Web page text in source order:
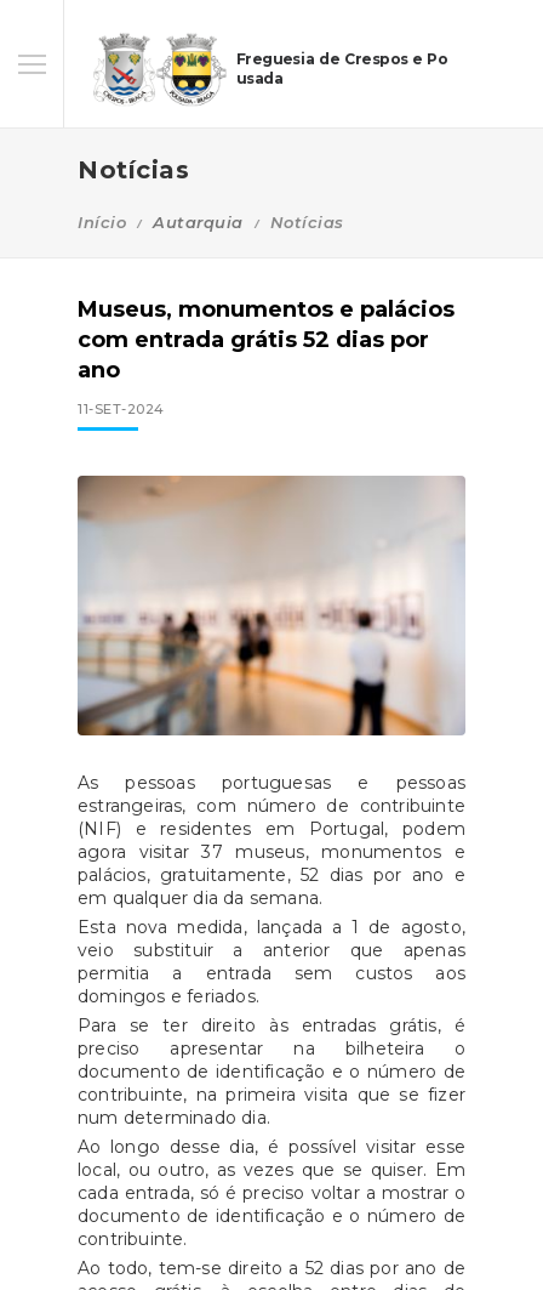
Freguesia de Crespos e Po
usada
Notícias
Início Autarquia Notícias
Museus, monumentos e palácios
com entrada grátis 52 dias por
ano
11-SET-2024
As pessoas portuguesas e pessoas
estrangeiras, com número de contribuinte
(NIF) e residentes em Portugal, podem
agora visitar 37 museus, monumentos e
palácios, gratuitamente, 52 dias por ano e
em qualquer dia da semana.
Esta nova medida, lançada a 1 de agosto,
veio substituir a anterior que apenas
permitia a entrada sem custos aos
domingos e feriados.
Para se ter direito às entradas grátis, é
preciso apresentar na bilheteira o
documento de identificação e o número de
contribuinte, na primeira visita que se fizer
num determinado dia.
Ao longo desse dia, é possível visitar esse
local, ou outro, as vezes que se quiser. Em
cada entrada, só é preciso voltar a mostrar o
documento de identificação e o número de
contribuinte.
Ao todo, tem-se direito a 52 dias por ano de